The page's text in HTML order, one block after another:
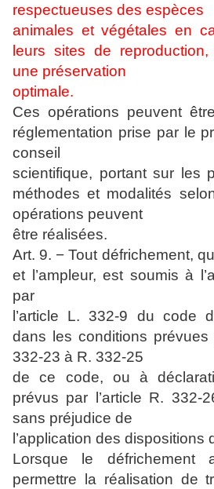
respectueuses des espèces
animales et végétales en
leurs sites de
une préservation
optimale.
Ces opérations peuvent
réglementation prise par le
conseil
scientifique, portant sur les
méthodes et modalités
opérations peuvent
être réalisées.
Art. 9. − Tout défrichement,
et l’ampleur, est soumis à
par
l’article L. 332-9 du code
dans les conditions
332-23 à R. 332-25
de ce code, ou à
prévus par l’article R. 332-
sans préjudice de
l’application des dispositions
Lorsque le
permettre la réalisation de